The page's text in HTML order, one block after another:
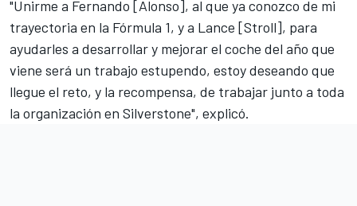
"Unirme a Fernando [Alonso], al que ya conozco de mi
trayectoria en la Fórmula 1, y a Lance [Stroll], para
ayudarles a desarrollar y mejorar el coche del año que
viene será un trabajo estupendo, estoy deseando que
llegue el reto, y la recompensa, de trabajar junto a toda
la organización en Silverstone", explicó.